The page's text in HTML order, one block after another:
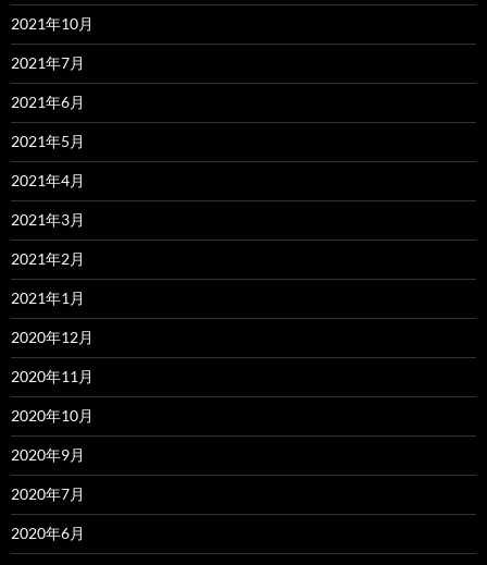
2021年10月
2021年7月
2021年6月
2021年5月
2021年4月
2021年3月
2021年2月
2021年1月
2020年12月
2020年11月
2020年10月
2020年9月
2020年7月
2020年6月